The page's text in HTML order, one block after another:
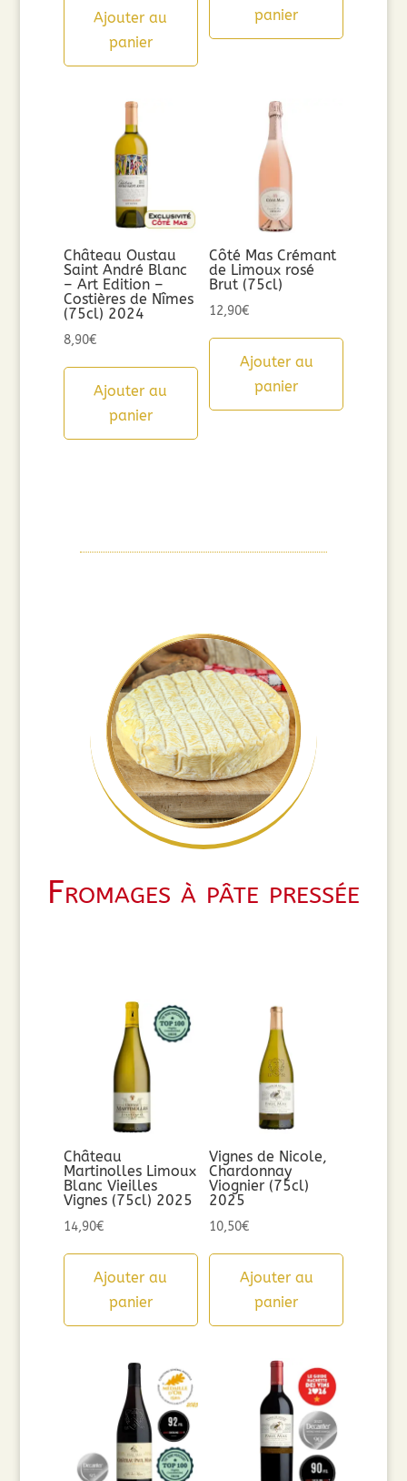
Ajouter au
panier
panier
Château Oustau
Saint André Blanc
– Art Edition –
Costières de Nîmes
(75cl) 2024
8,90€
Ajouter au
panier
Côté Mas Crémant
de Limoux rosé
Brut (75cl)
12,90€
Ajouter au
panier
Fromages à pâte pressée
Château
Martinolles Limoux
Blanc Vieilles
Vignes (75cl) 2025
14,90€
Ajouter au
panier
Vignes de Nicole,
Chardonnay
Viognier (75cl)
2025
10,50€
Ajouter au
panier